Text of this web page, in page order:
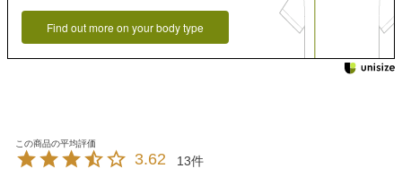
Find out more on your body type
3.62 13